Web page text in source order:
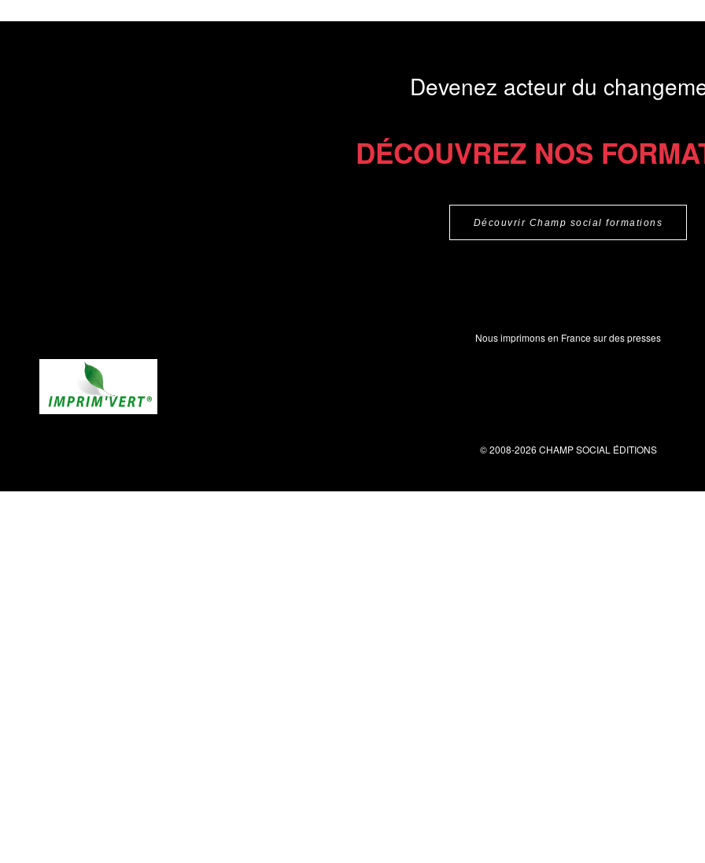
Devenez acteur du
DÉCOUVREZ NOS
Découvrir Champ social formations
Nous imprimons en France sur des presses
© 2008-2026 CHAMP SOCIAL ÉDITIONS